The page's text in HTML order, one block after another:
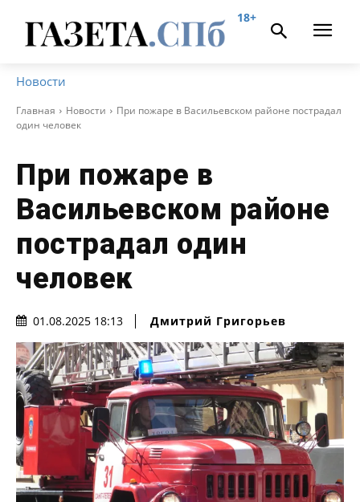
18+
Новости
Главная Новости
При пожаре в Васильевском районе пострадал
один человек
При пожаре в
Васильевском районе
пострадал один
человек
01.08.2025 18:13 Дмитрий Григорьев